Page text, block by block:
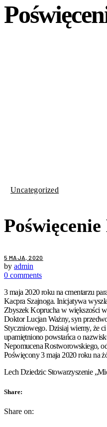
Uncategorized
5 MAJA, 2020
by admin
0 comments
3 maja 2020 roku na cmentarzu
Kacpra Szajnoga. Inicjatywa
ZbyszekKopruchaw większości
Doktor Lucjan Ważny, syn
Styczniowego. Dzisiaj wiemy, że
upamiętniono powstańca o
Nepomucena Rostworowskiego,
Poświęcony 3 maja 2020 roku na
Lech Dziedzic Stowarzyszenie
Share:
Share on: